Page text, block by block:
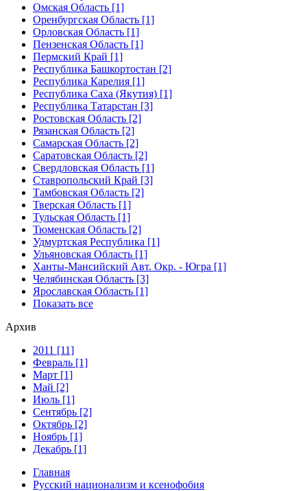
Омская Область [1]
Оренбургская Область [1]
Орловская Область [1]
Пензенская Область [1]
Пермский Край [1]
Республика Башкортостан [2]
Республика Карелия [1]
Республика Саха (Якутия) [1]
Республика Татарстан [3]
Ростовская Область [2]
Рязанская Область [2]
Самарская Область [2]
Саратовская Область [2]
Свердловская Область [1]
Ставропольский Край [3]
Тамбовская Область [2]
Тверская Область [1]
Тульская Область [1]
Тюменская Область [2]
Удмуртская Республика [1]
Ульяновская Область [1]
Ханты-Мансийский Авт. Окр. - Югра [1]
Челябинская Область [3]
Ярославская Область [1]
Показать все
Архив
2011 [11]
Февраль [1]
Март [1]
Май [2]
Июль [1]
Сентябрь [2]
Октябрь [2]
Ноябрь [1]
Декабрь [1]
Главная
Русский национализм и ксенофобия